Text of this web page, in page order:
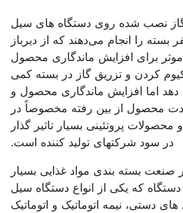
شده روی دستگاه های سیل
را انجام می‌دهند که از دیرباز
افزایش ماندگاری محصول
و تزریق گاز در بسته کمی
افزایش ماندگاری محصول و
از بین رفته مخصوصاً در
پروتئینی بسیار تاثیر گذار
سود شرکتهای تولید کننده است.
بسته بندی مواد غذایی بسیار
که یکی از انواع دستگاه سیل
نیمه اتوماتیک و اتوماتیک